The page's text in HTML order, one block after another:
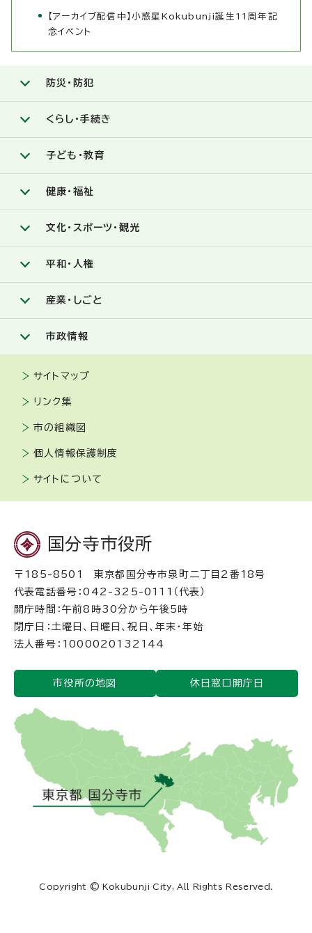
【アーカイブ配信中】小惑星Kokubunji誕生11周年記
念イベント
防災・防犯
くらし・手続き
子ども・教育
健康・福祉
文化・スポーツ・観光
平和・人権
産業・しごと
市政情報
サイトマップ
リンク集
市の組織図
個人情報保護制度
サイトについて
国分寺市役所
〒185-8501 東京都国分寺市泉町二丁目2番18号
代表電話番号：042-325-0111（代表）
開庁時間：午前8時30分から午後5時
閉庁日：土曜日、日曜日、祝日、年末・年始
法人番号：1000020132144
市役所の地図 休日窓口開庁日
Copyright © Kokubunji City, All Rights Reserved.